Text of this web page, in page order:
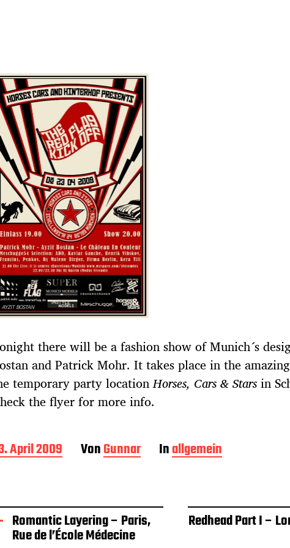
there will be a fashion show of Munich´s
and Patrick Mohr. It takes place in the
temporary party locationHorses, Cars & Starsin
the flyer for more info.
April 2009 VonGunnar Inallgemein
Romantic Layering – Paris,
Rue de l’École Médecine
Redhead Part I –